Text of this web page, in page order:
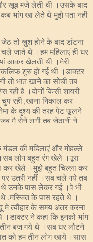
खूब मजे लेती थी ।उसके बाद
कब भांग खा लेते थे मुझे पता नही
तो खुश होने के बाद डांटना
जाते थे ।हम महिलाएं ही घर
आकर खेलती थी ।मेरी
शुरु हो गई थी ।डाक्टर
तो भात खाने का सोची तब
रही है ।दोनों किसी शायरी
रही ,खाना निकाल कर
के दृश्य की तरह पेट फूलने
मै रोने लगी तब जेठानी ने
की महिलाएं और मोहल्ले
लोग बहुत रंग खेले ।पूरा
कर खेले ।मुझे बहुत चिल्ला कर
पर उतरी नहीं ।सब चले गये तब
थे उनके पास लेकर गई ।वे भी
के पास रहते थे ।
मे त्यौहार के समय अंतर करना
।डाक्टर ने कहा कि इनको भांग
बज गये थे ।सब घर लौटने
को हम तीन लोग खाये ।सास